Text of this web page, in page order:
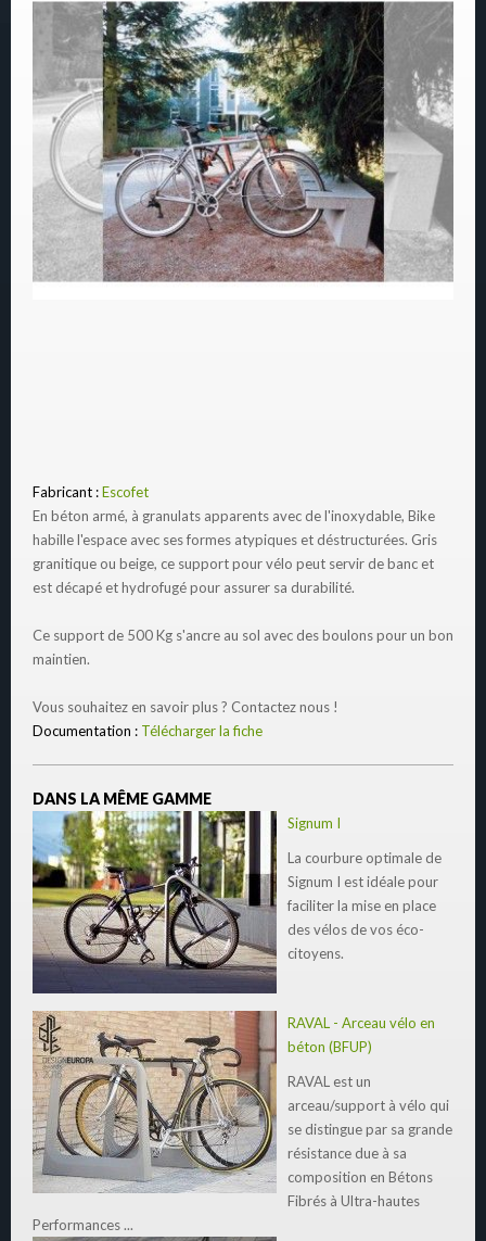
Fabricant :Escofet
En béton armé, à granulats apparents avec de l'inoxydable, Bike
habille l'espace avec ses formes atypiques et déstructurées. Gris
granitique ou beige, ce support pour vélo peut servir de banc et
est décapé et hydrofugé pour assurer sa durabilité.
Ce support de 500 Kg s'ancre au sol avec des boulons pour un bon
maintien.
Vous souhaitez en savoir plus ? Contactez nous !
Documentation : Télécharger la fiche
DANS LA MÊME GAMME
Signum I
La courbure optimale de
Signum I est idéale pour
faciliter la mise en place
des vélos de vos éco-
citoyens.
RAVAL - Arceau vélo en
béton (BFUP)
RAVAL est un
arceau/support à vélo qui
se distingue par sa grande
résistance due à sa
composition en Bétons
Fibrés à Ultra-hautes
Performances ...